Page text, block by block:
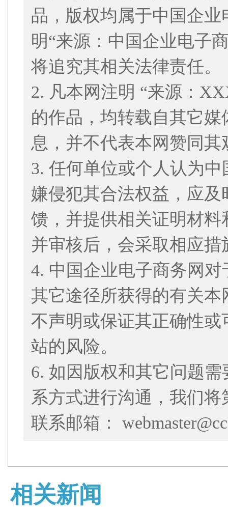
品，版权均属于中国企
明“来源：中国企业电子
将追究其相关法律责任。
2. 凡本网注明 “来源：
的作品，均转载自其它
息，并不代表本网赞同
3. 任何单位或个人认为
嫌侵犯其合法权益，应
馈，并提供相关证明材
并审核后，会采取相应措
4. 中国企业电子商务网
其它途径所获得的有关
不声明或保证其正确性
站的风险。
6. 如因版权和其它问题
系方式进行沟通，我们
联系邮箱：
相关新闻